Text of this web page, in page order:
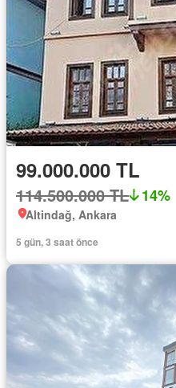
99.000.000 TL
114.500.000 TL 14%
Altindağ, Ankara
5 gün, 3 saat önce